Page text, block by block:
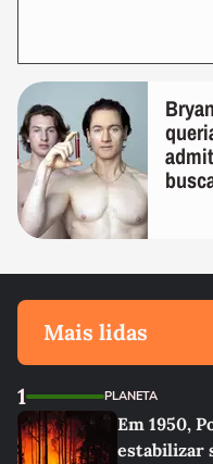
Mais lidas
1 PLANETA
Em 1950,
estabilizar